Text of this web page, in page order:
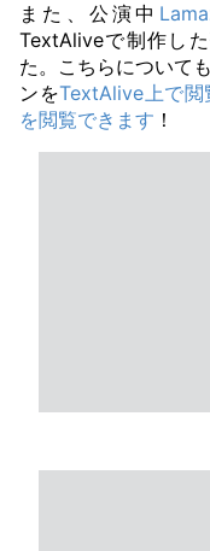
また、公演中
TextAliveで制作し
た。こちらについて
ンをTextAlive上で閲
を閲覧できます ！